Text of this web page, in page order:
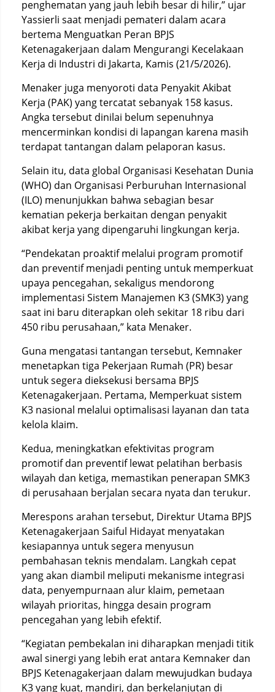
penghematan yang jauh lebih besar di hilir,” ujar
Yassierli saat menjadi pemateri dalam acara
bertema Menguatkan Peran BPJS
Ketenagakerjaan dalam Mengurangi Kecelakaan
Kerja di Industri di Jakarta, Kamis (21/5/2026).
Menaker juga menyoroti data Penyakit Akibat
Kerja (PAK) yang tercatat sebanyak 158 kasus.
Angka tersebut dinilai belum sepenuhnya
mencerminkan kondisi di lapangan karena masih
terdapat tantangan dalam pelaporan kasus.
Selain itu, data global Organisasi Kesehatan Dunia
(WHO) dan Organisasi Perburuhan Internasional
(ILO) menunjukkan bahwa sebagian besar
kematian pekerja berkaitan dengan penyakit
akibat kerja yang dipengaruhi lingkungan kerja.
“Pendekatan proaktif melalui program promotif
dan preventif menjadi penting untuk memperkuat
upaya pencegahan, sekaligus mendorong
implementasi Sistem Manajemen K3 (SMK3) yang
saat ini baru diterapkan oleh sekitar 18 ribu dari
450 ribu perusahaan,” kata Menaker.
Guna mengatasi tantangan tersebut, Kemnaker
menetapkan tiga Pekerjaan Rumah (PR) besar
untuk segera dieksekusi bersama BPJS
Ketenagakerjaan. Pertama, Memperkuat sistem
K3 nasional melalui optimalisasi layanan dan tata
kelola klaim.
Kedua, meningkatkan efektivitas program
promotif dan preventif lewat pelatihan berbasis
wilayah dan ketiga, memastikan penerapan SMK3
di perusahaan berjalan secara nyata dan terukur.
Merespons arahan tersebut, Direktur Utama BPJS
Ketenagakerjaan Saiful Hidayat menyatakan
kesiapannya untuk segera menyusun
pembahasan teknis mendalam. Langkah cepat
yang akan diambil meliputi mekanisme integrasi
data, penyempurnaan alur klaim, pemetaan
wilayah prioritas, hingga desain program
pencegahan yang lebih efektif.
“Kegiatan pembekalan ini diharapkan menjadi titik
awal sinergi yang lebih erat antara Kemnaker dan
BPJS Ketenagakerjaan dalam mewujudkan budaya
K3 yang kuat, mandiri, dan berkelanjutan di